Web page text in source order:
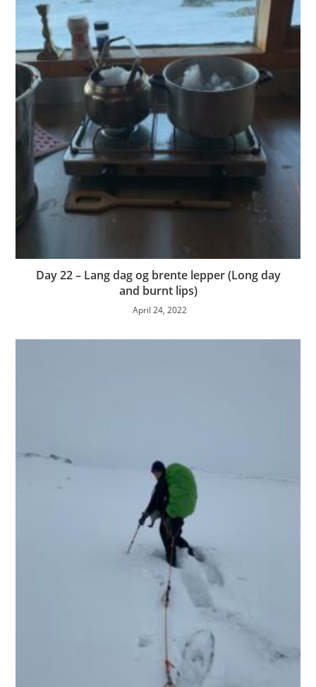
Day 22 – Lang dag og brente lepper (Long day
and burnt lips)
April 24, 2022